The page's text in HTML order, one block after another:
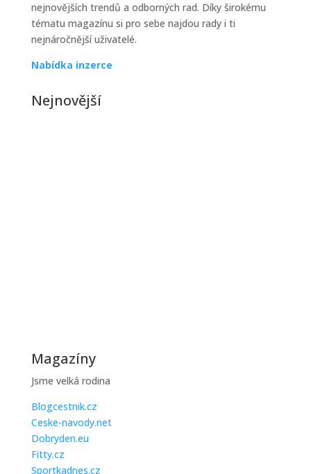
nejnovějších trendů a odborných rad. Díky širokému
tématu magazínu si pro sebe najdou rady i ti
nejnáročnější uživatelé.
Nabídka inzerce
Nejnovější
Magazíny
Jsme velká rodina
Blogcestnik.cz
Ceske-navody.net
Dobryden.eu
Fitty.cz
Sportkadnes.cz